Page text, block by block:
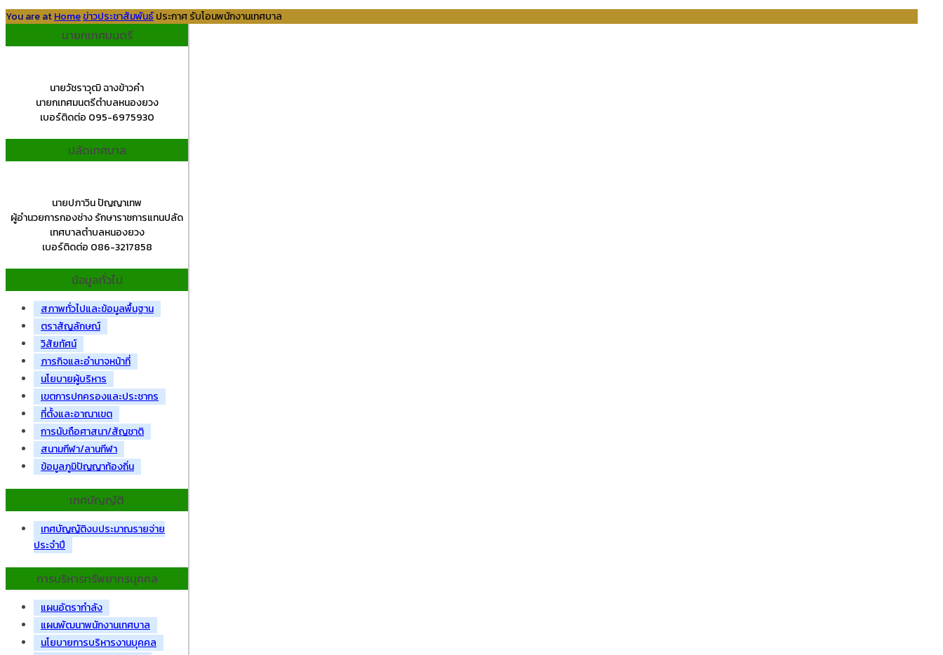
You are atHomeข่าวประชาสัมพันธ์ประกาศ รับโอนพนักงานเทศบาล
นายกเทศมนตรี
นายวัชราวุฒิ ฉางข้าวคำ
นายกเทศมนตรีตำบลหนองยวง
เบอร์ติดต่อ 095-6975930
ปลัดเทศบาล
นายปภาวิน ปัญญาเทพ
ผู้อำนวยการกองช่าง รักษาราชการแทนปลัด
เทศบาลตำบลหนองยวง
เบอร์ติดต่อ 086-3217858
ข้อมูลทั่วไป
สภาพทั่วไปและข้อมูลพื้นฐาน
ตราสัญลักษณ์
วิสัยทัศน์
ภารกิจและอำนาจหน้าที่
นโยบายผู้บริหาร
เขตการปกครองและประชากร
ที่ตั้งและอาณาเขต
การนับถือศาสนา/สัญชาติ
สนามกีฬา/ลานกีฬา
ข้อมูลภูมิปัญญาท้องถิ่น
เทศบัญญัติ
เทศบัญญัติงบประมาณรายจ่าย
ประจำปี
การบริหารทรัพยากรบุคคล
แผนอัตรากำลัง
แผนพัฒนาพนักงานเทศบาล
นโยบายการบริหารงานบุคคล